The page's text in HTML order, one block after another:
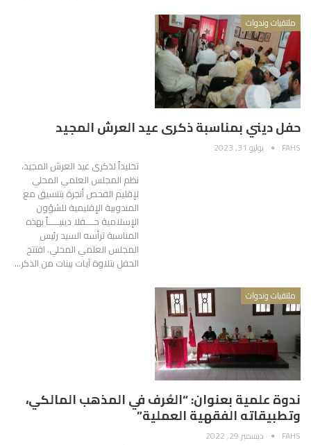
ملتقيات وندوات
حفل ديني بمناسبة ذكرى عيد العرش المجيد
FAHS يوليو 31, 2023
تخليداً لذكرى عيد العرش المجيد،
نظم المجلس العلمي المحلي
لإقليم الفحص أنجرة بتنسيق مع
المندوبية الإقليمية للشؤون
الإسلامية حــــفلا دينيـــــاً بهذه
المناسبة ترأسه السيد رئيس
المجلس العلمي المحلي. افتتح
الحفل بتلاوة آيات بينات من الذكر…
ملتقيات وندوات
ندوة علمية بعنوان: “العُرف في المذهب المالكي،
وتطبيقاته الفقهية العملية”
FAHS ديسمبر 29, 2022